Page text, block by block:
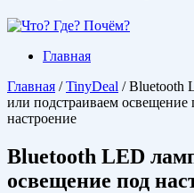
Главная
Главная / TinyDeal / Bluetooth
или подстраиваем освещение
настроение
Bluetooth LED
освещение под